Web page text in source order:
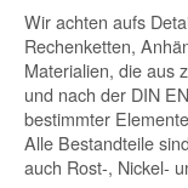
Wir achten aufs
Rechenketten,
Materialien, die aus
und nach der DIN
bestimmter
Alle Bestandteile
auch Rost-, Nickel-